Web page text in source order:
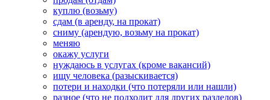
куплю (возьму)
сдам (в аренду, на прокат)
сниму (арендую, возьму на прокат)
меняю
окажу услуги
нуждаюсь в услугах (кроме вакансий)
ищу человека (разыскивается)
потери и находки (что потеряли или нашли)
разное (что не подходит для других разделов)